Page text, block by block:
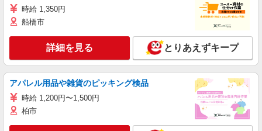
時給 1,350円
船橋市
詳細を見る とりあえずキープ
アパレル用品や雑貨のピッキング検品
時給 1,200円〜1,500円
柏市